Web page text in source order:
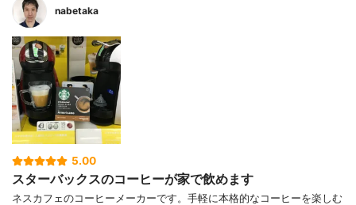
nabetaka
5.00
スターバックスのコーヒーが家で飲めます
ネスカフェのコーヒーメーカーです。手軽に本格的なコーヒーを楽しむ